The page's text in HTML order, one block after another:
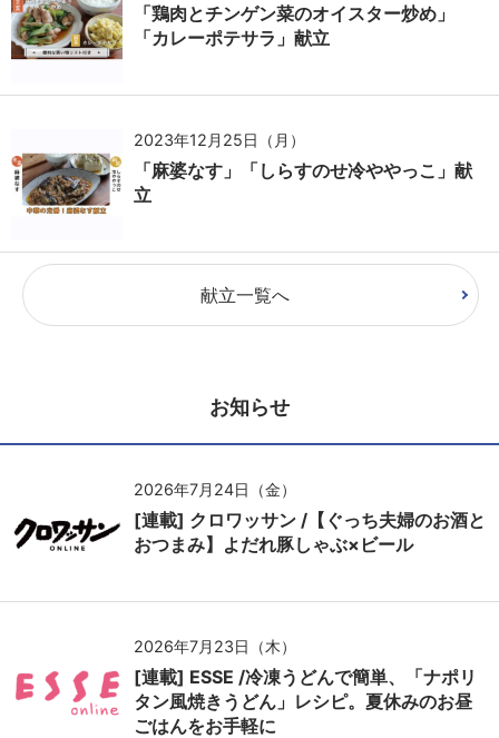
「鶏肉とチンゲン菜のオイスター炒め」
「カレーポテサラ」献立
2023年12月25日（月）
「麻婆なす」「しらすのせ冷ややっこ」献
立
献立一覧へ
お知らせ
2026年7月24日（金）
[連載] クロワッサン /【ぐっち夫婦のお酒と
おつまみ】よだれ豚しゃぶ×ビール
2026年7月23日（木）
[連載] ESSE /冷凍うどんで簡単、「ナポリ
タン風焼きうどん」レシピ。夏休みのお昼
ごはんをお手軽に